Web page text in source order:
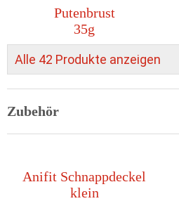
Putenbrust
35g
Alle 42 Produkte anzeigen
Zubehör
Anifit Schnappdeckel
klein